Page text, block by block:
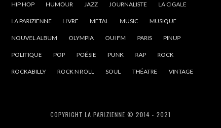
HIP HOP HUMOUR JAZZ JOURNALISTE LA CIGALE
LA PARIZIENNE LIVRE METAL MUSIC MUSIQUE
NOUVEL ALBUM OLYMPIA OUI FM PARIS PINUP
POLITIQUE POP POÉSIE PUNK RAP ROCK
ROCKABILLY ROCK N ROLL SOUL THÉATRE VINTAGE
COPYRIGHT LA PARIZIENNE © 2014 - 2021